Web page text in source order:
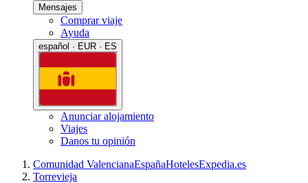
Mensajes
Comprar viaje
Ayuda
español · EUR · ES
Anunciar alojamiento
Viajes
Danos tu opinión
Comunidad ValencianaEspañaHotelesExpedia.es
Torrevieja